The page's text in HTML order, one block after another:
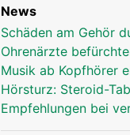
News
Schäden am Gehör
Ohrenärzte
Musik ab Kopfhörer
Hörsturz: Steroid-
Empfehlungen bei